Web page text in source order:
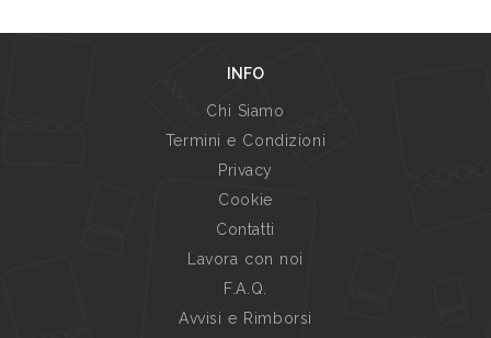
INFO
Chi Siamo
Termini e Condizioni
Privacy
Cookie
Contatti
Lavora con noi
F.A.Q.
Avvisi e Rimborsi